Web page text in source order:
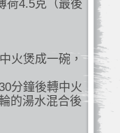
荷4.5克（最後
火煲成一碗，
分鐘後轉中火
的湯水混合後